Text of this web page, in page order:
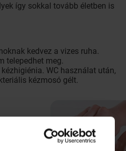
így sokkal tovább életben is
kedvez a vizes ruha.
telepedhet meg.
WC használat után,
kézmosó gélt.